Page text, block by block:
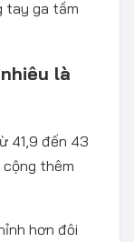
tay ga tầm
là
41,9 đến 43
cộng thêm
hơn đôi